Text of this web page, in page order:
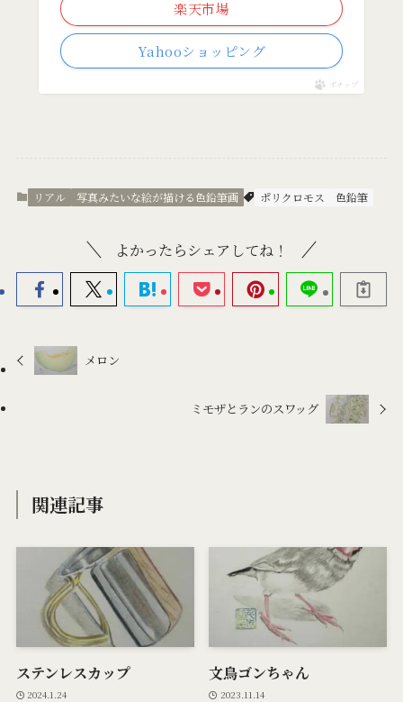
楽天市場
Yahooショッピング
ポチップ
リアル 写真みたいな絵が描ける色鉛筆画 ポリクロモス 色鉛筆
よかったらシェアしてね！
メロン
ミモザとランのスワッグ
関連記事
ステンレスカップ
2024.1.24
文鳥ゴンちゃん
2023.11.14